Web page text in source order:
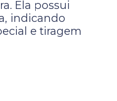
Ela possui
indicando
e tiragem